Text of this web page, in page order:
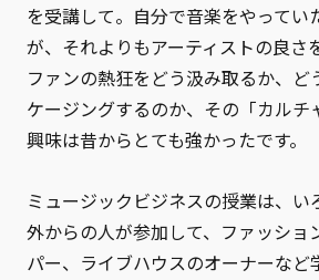
を受講して。自分で音楽をやってい
が、それよりもアーティストの良さ
ファンの熱狂をどう汲み取るか、ど
ケージングするのか、その「カルチ
興味は昔からとても強かったです。
ミュージックビジネスの授業は、い
外からの人が参加して、ファッショ
パー、ライブハウスのオーナーなど